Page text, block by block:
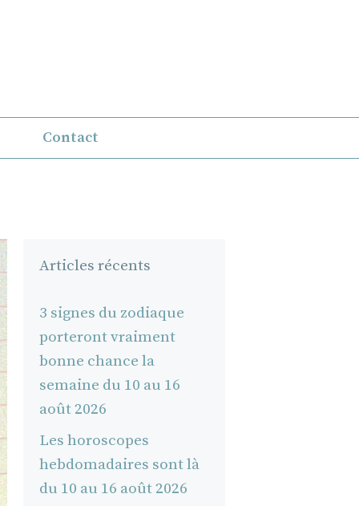
Contact
Articles récents
3 signes du zodiaque
porteront vraiment
bonne chance la
semaine du 10 au 16
août 2026
Les horoscopes
hebdomadaires sont là
du 10 au 16 août 2026